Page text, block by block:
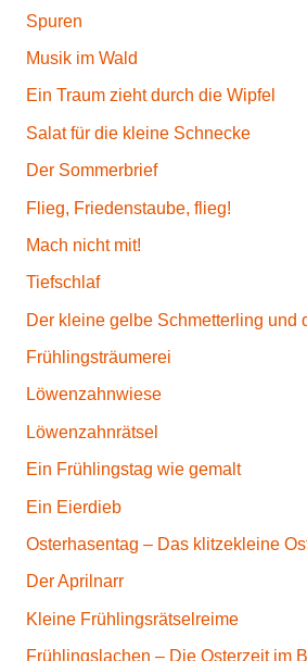
Spuren
Musik im Wald
Ein Traum zieht durch die Wipfel
Salat für die kleine Schnecke
Der Sommerbrief
Flieg, Friedenstaube, flieg!
Mach nicht mit!
Tiefschlaf
Der kleine gelbe Schmetterling und
Frühlingsträumerei
Löwenzahnwiese
Löwenzahnrätsel
Ein Frühlingstag wie gemalt
Ein Eierdieb
Osterhasentag – Das klitzekleine
Der Aprilnarr
Kleine Frühlingsrätselreime
Frühlingslachen – Die Osterzeit im